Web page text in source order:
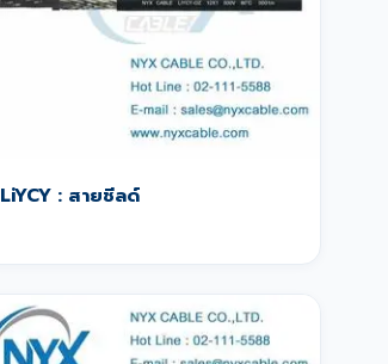
LiYCY : สายชีลด์